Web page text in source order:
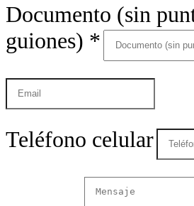
Documento (sin
guiones) *
Teléfono celular